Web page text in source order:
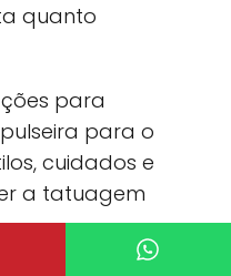
quanto
para
para o
cuidados e
a tatuagem